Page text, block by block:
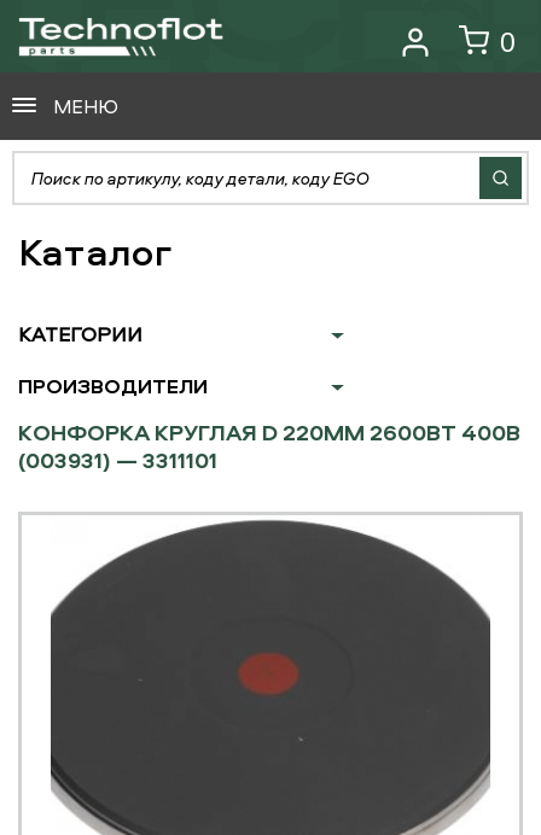
0
МЕНЮ
Каталог
КАТЕГОРИИ
ПРОИЗВОДИТЕЛИ
КОНФОРКА КРУГЛАЯ D 220ММ 2600ВТ 400В
(003931) — 3311101